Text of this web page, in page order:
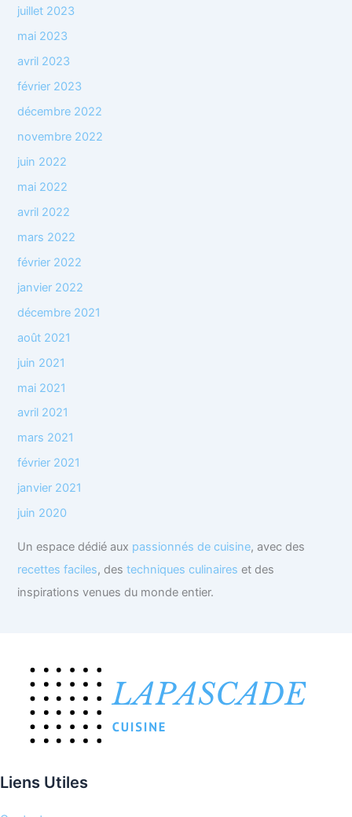
juillet 2023
mai 2023
avril 2023
février 2023
décembre 2022
novembre 2022
juin 2022
mai 2022
avril 2022
mars 2022
février 2022
janvier 2022
décembre 2021
août 2021
juin 2021
mai 2021
avril 2021
mars 2021
février 2021
janvier 2021
juin 2020
Un espace dédié aux passionnés de cuisine, avec des
recettes faciles, destechniques culinaires et des
inspirations venues du monde entier.
Liens Utiles